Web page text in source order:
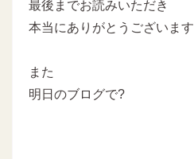
最後までお読みいただき
本当にありがとうございます
また
明日のブログで?